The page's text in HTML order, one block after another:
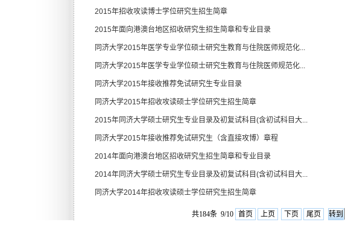
2015年招收攻读博士学位研究生招生简章
2015年面向港澳台地区招收研究生招生简章和专业目录
同济大学2015年医学专业学位硕士研究生教育与住院医师规范化...
同济大学2015年医学专业学位硕士研究生教育与住院医师规范化...
同济大学2015年接收推荐免试研究生专业目录
同济大学2015年招收攻读硕士学位研究生招生简章
2015年同济大学硕士研究生专业目录及初复试科目(含初试科目大...
同济大学2015年接收推荐免试研究生（含直接攻博）章程
2014年面向港澳台地区招收研究生招生简章和专业目录
2014年同济大学硕士研究生专业目录及初复试科目(含初试科目大...
同济大学2014年招收攻读硕士学位研究生招生简章
共184条 9/10 首页 上页 下页 尾页